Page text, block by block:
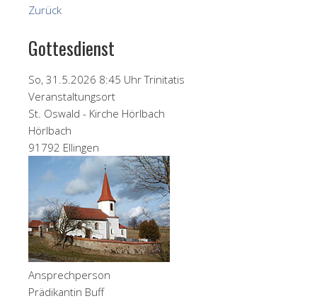
Zurück
Gottesdienst
So, 31.5.2026 8:45 UhrTrinitatis
Veranstaltungsort
St. Oswald - Kirche Hörlbach
Hörlbach
91792 Ellingen
Ansprechperson
Prädikantin Buff